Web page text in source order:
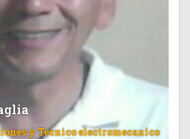
y Tecnico electromecanico